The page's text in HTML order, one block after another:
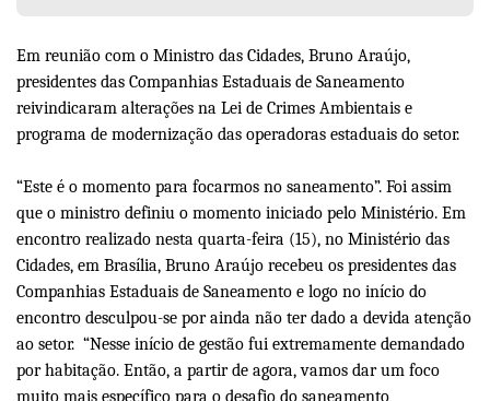
Em reunião com o Ministro das Cidades, Bruno Araújo,
presidentes das Companhias Estaduais de Saneamento
reivindicaram alterações na Lei de Crimes Ambientais e
programa de modernização das operadoras estaduais do setor.
“Este é o momento para focarmos no saneamento”. Foi assim
que o ministro definiu o momento iniciado pelo Ministério. Em
encontro realizado nesta quarta-feira (15), no Ministério das
Cidades, em Brasília, Bruno Araújo recebeu os presidentes das
Companhias Estaduais de Saneamento e logo no início do
encontro desculpou-se por ainda não ter dado a devida atenção
ao setor. “Nesse início de gestão fui extremamente demandado
por habitação. Então, a partir de agora, vamos dar um foco
muito mais específico para o desafio do saneamento